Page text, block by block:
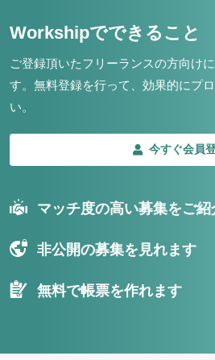
Workshipでできること
ご登録頂いたフリーランスの方向け
す。 無料登録を行って、効果的にプ
い。
今すぐ会員
マッチ度の高い募集をご紹
非公開の募集を見れます
無料で帳票を作れます